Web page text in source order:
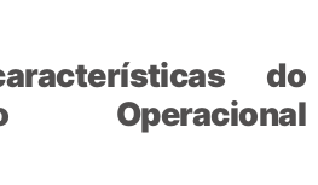
do
Operacional